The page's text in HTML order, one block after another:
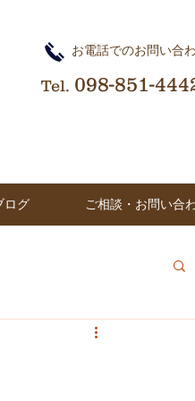
お電話でのお問い合
Tel. 098-851-
ログ ご相談・お問い合